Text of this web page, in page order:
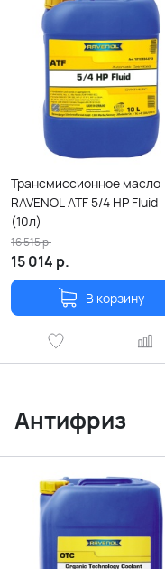
Трансмиссионное масло
RAVENOL ATF 5/4 HP Fluid
(10л)
15 014 р.
16 515р.
В корзину
Антифриз